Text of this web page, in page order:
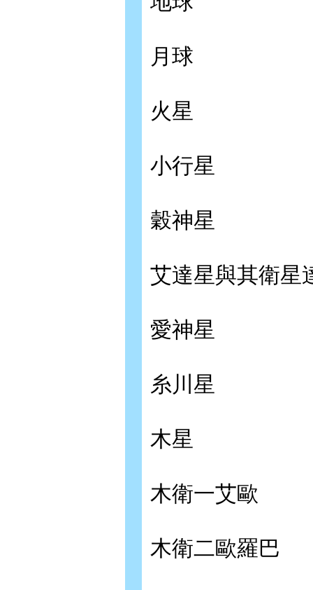
月球
火星
小行星
穀神星
艾達星與其衛星
愛神星
糸川星
木星
木衛一艾歐
木衛二歐羅巴